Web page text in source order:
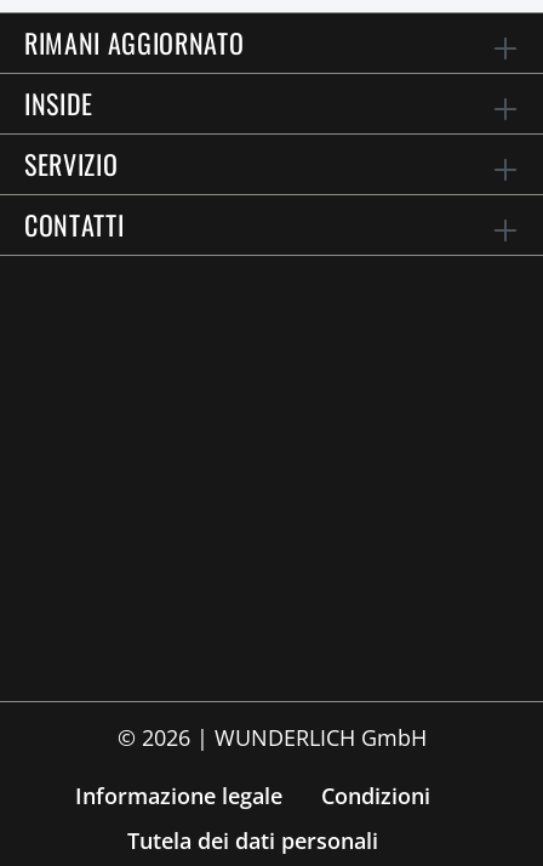
RIMANI AGGIORNATO
INSIDE
SERVIZIO
CONTATTI
© 2026 | WUNDERLICH GmbH
Informazione legale
Condizioni
Tutela dei dati personali